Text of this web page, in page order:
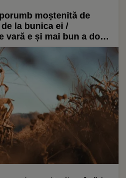
moștenită de
la bunica ei /
vară e și mai bun a doua